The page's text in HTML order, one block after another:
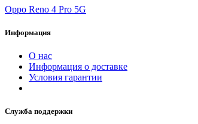
Oppo Reno 4 Pro 5G
Информация
О нас
Информация о доставке
Условия гарантии
Служба поддержки